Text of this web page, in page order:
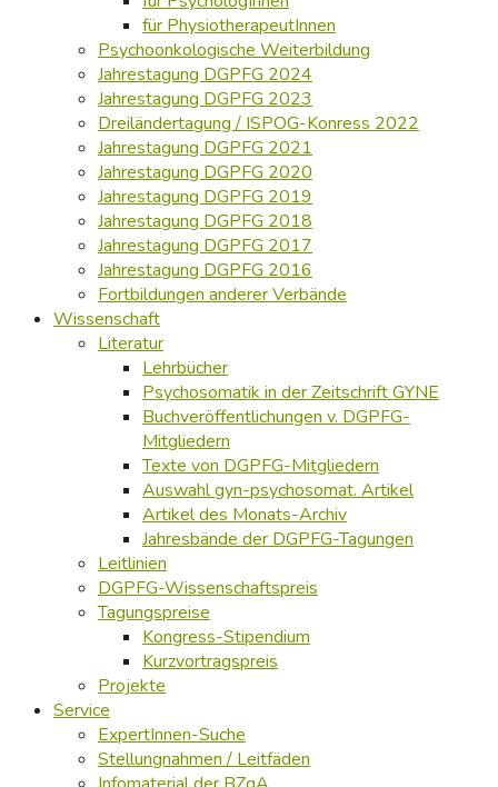
für PhysiotherapeutInnen
Psychoonkologische Weiterbildung
Jahrestagung DGPFG 2024
Jahrestagung DGPFG 2023
Dreiländertagung / ISPOG-Konress 2022
Jahrestagung DGPFG 2021
Jahrestagung DGPFG 2020
Jahrestagung DGPFG 2019
Jahrestagung DGPFG 2018
Jahrestagung DGPFG 2017
Jahrestagung DGPFG 2016
Fortbildungen anderer Verbände
Wissenschaft
Literatur
Lehrbücher
Psychosomatik in der Zeitschrift GYNE
Buchveröffentlichungen v. DGPFG-
Mitgliedern
Texte von DGPFG-Mitgliedern
Auswahl gyn-psychosomat. Artikel
Artikel des Monats-Archiv
Jahresbände der DGPFG-Tagungen
Leitlinien
DGPFG-Wissenschaftspreis
Tagungspreise
Kongress-Stipendium
Kurzvortragspreis
Projekte
Service
ExpertInnen-Suche
Stellungnahmen / Leitfäden